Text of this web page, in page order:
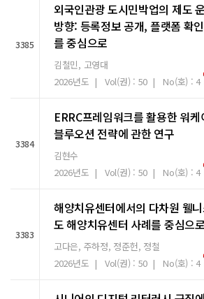
3385
외국인관광 도시민박업의 제도
방향: 등록정보 공개, 플랫폼 확
를 중심으로
김철민, 고영대
2026년도 | Vol(권) : 50 | No(호) : 4
3384
ERRC프레임워크를 활용한 워
블루오션 전략에 관한 연구
김현수
2026년도 | Vol(권) : 50 | No(호) : 4
3383
해양치유센터에서의 다차원 웰
도 해양치유센터 사례를 중심으로
고다은, 주하정, 정준헌, 정철
2026년도 | Vol(권) : 50 | No(호) : 4